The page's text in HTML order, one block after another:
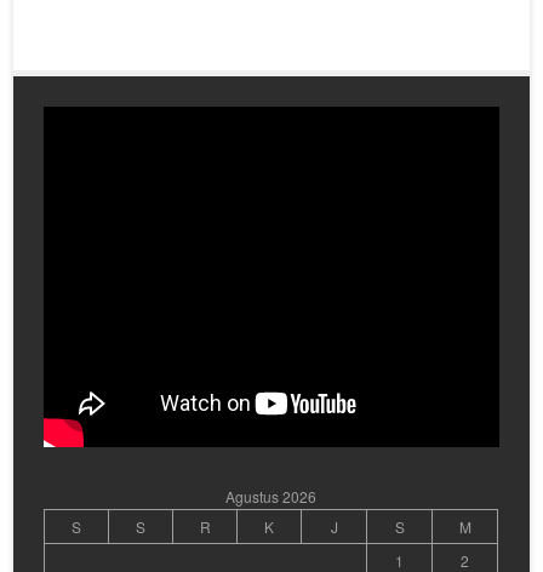
Agustus 2026
S
S R K J S
M
1
2